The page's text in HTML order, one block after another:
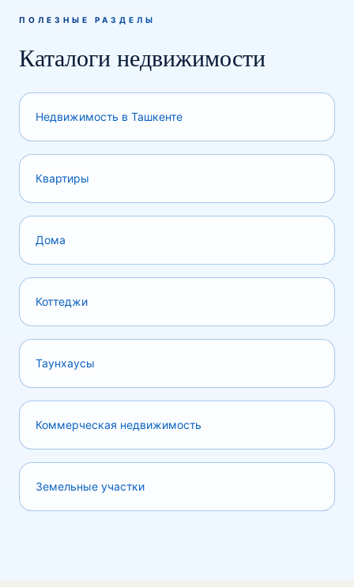
ПОЛЕЗНЫЕ РАЗДЕЛЫ
Каталоги недвижимости
Недвижимость в Ташкенте
Квартиры
Дома
Коттеджи
Таунхаусы
Коммерческая недвижимость
Земельные участки